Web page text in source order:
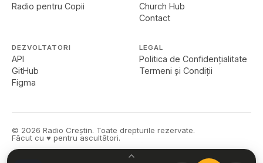
Radio pentru Copii
Church Hub
Contact
DEZVOLTATORI
API
GitHub
Figma
LEGAL
Politica de Confidențialitate
Termeni și Condiții
© 2026 Radio Creștin. Toate drepturile rezervate.
Făcut cu ♥ pentru ascultători.